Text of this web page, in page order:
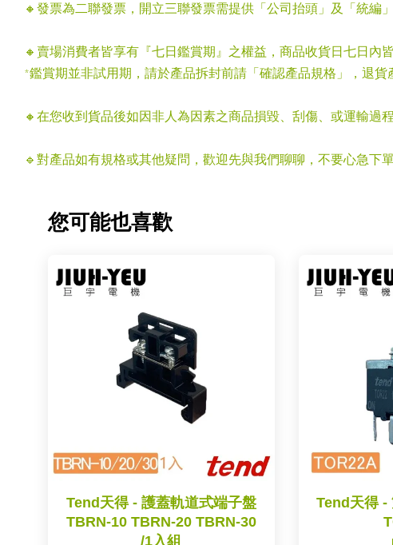
🔸發票為二聯發票，開立三聯發票需提供「公司抬頭」及「統編
🔸賣場消費者皆享有『七日鑑賞期』之權益，商品收貨日七日內皆
*鑑賞期並非試用期，請於產品拆封前請「確認產品規格」，退貨
🔸在您收到貨品後如因非人為因素之商品損毀、刮傷、或運輸過
🔹對產品如有規格或其他疑問，歡迎先與我們聊聊，不要心急下
您可能也喜歡
Tend天得 - 護蓋軌道式端子盤
TBRN-10 TBRN-20 TBRN-30
/1入組
Tend天得 -